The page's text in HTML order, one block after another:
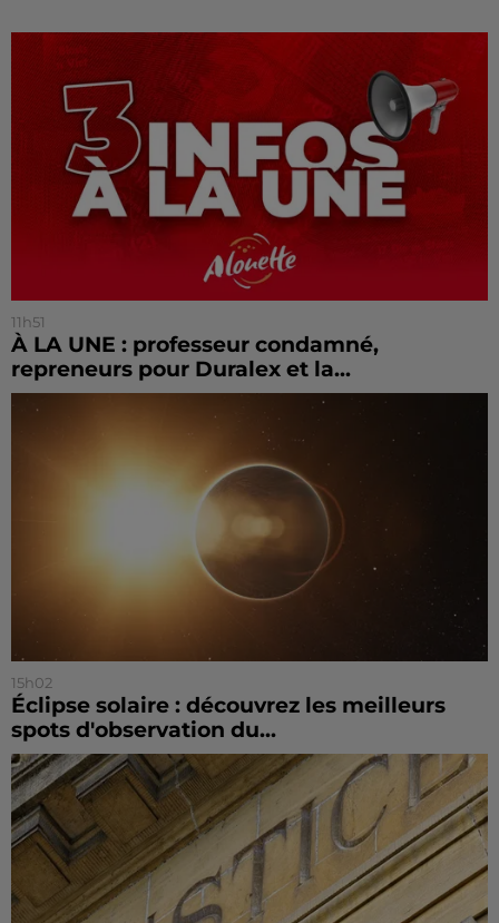
11h51
À LA UNE : professeur condamné,
repreneurs pour Duralex et la...
15h02
Éclipse solaire : découvrez les meilleurs
spots d'observation du...